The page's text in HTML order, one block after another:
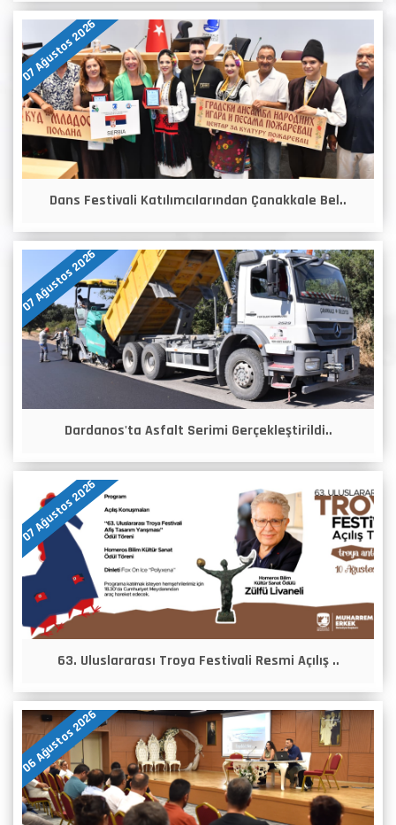
07 Ağustos 2026
Dans Festivali Katılımcılarından Çanakkale Bel..
07 Ağustos 2026
Dardanos'ta Asfalt Serimi Gerçekleştirildi..
07 Ağustos 2026
63. Uluslararası Troya Festivali Resmi Açılış ..
06 Ağustos 2026